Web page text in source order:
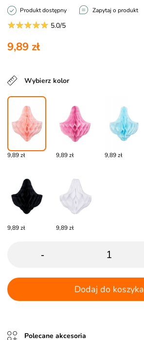
Produkt dostępny Zapytaj o produkt
5.0/5
9,89 zł
Wybierz kolor
9,89 zł 9,89 zł 9,89 zł
9,89 zł 9,89 zł
-
Dodaj do koszyka
Polecane akcesoria